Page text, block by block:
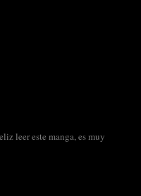
leer este manga, es muy